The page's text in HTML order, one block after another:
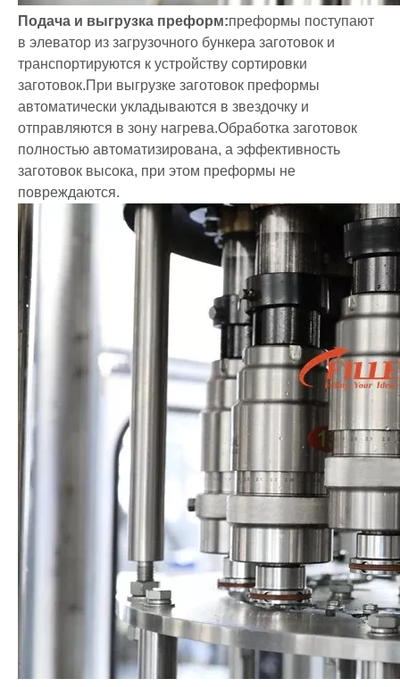
Подача и выгрузка преформ:преформы поступают
в элеватор из загрузочного бункера заготовок и
транспортируются к устройству сортировки
заготовок.При выгрузке заготовок преформы
автоматически укладываются в звездочку и
отправляются в зону нагрева.Обработка заготовок
полностью автоматизирована, а эффективность
заготовок высока, при этом преформы не
повреждаются.